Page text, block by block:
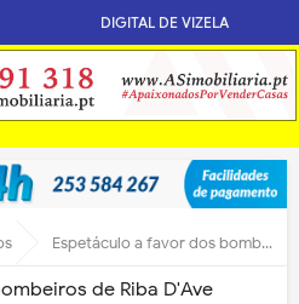
DIGITAL DE VIZELA
Espetáculo a favor dos bombeiros de Riba D'Ave
de Riba D'Ave